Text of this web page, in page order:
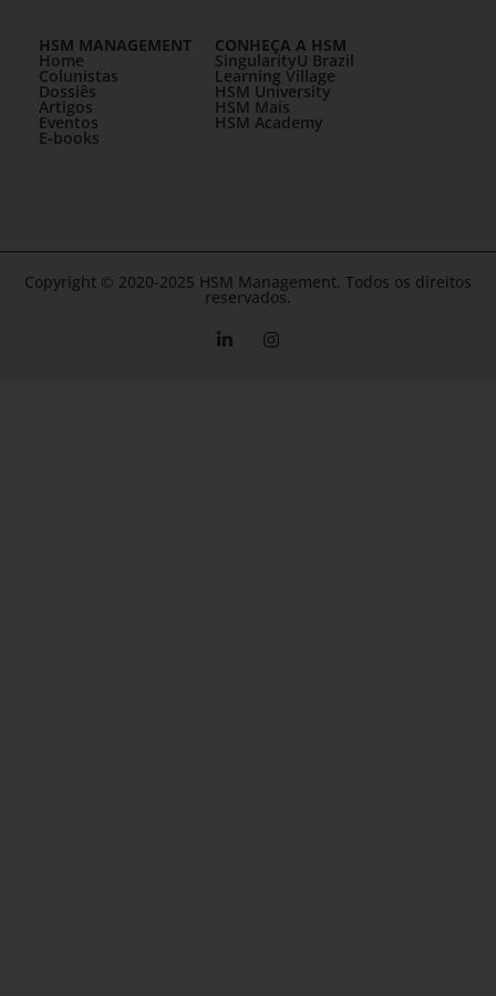
HSM MANAGEMENT
Home
Colunistas
Dossiês
Artigos
Eventos
E-books
CONHEÇA A HSM
SingularityU Brazil
Learning Village
HSM University
HSM Mais
HSM Academy
Copyright © 2020-2025 HSM Management. Todos os direitos
reservados.